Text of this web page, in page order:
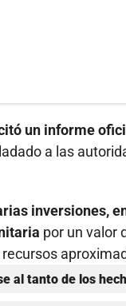
un informe
a las
inversiones,
por un valor
al tanto de los